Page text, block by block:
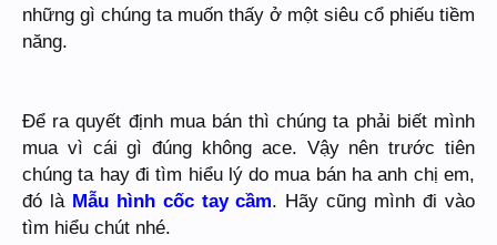
những gì chúng ta muốn thấy ở một siêu cổ phiếu tiềm
năng.
Để ra quyết định mua bán thì chúng ta phải biết mình
mua vì cái gì đúng không ace. Vậy nên trước tiên
chúng ta hay đi tìm hiểu lý do mua bán ha anh chị em,
đó là Mẫu hình cốc tay cầm. Hãy cũng mình đi vào
tìm hiểu chút nhé.